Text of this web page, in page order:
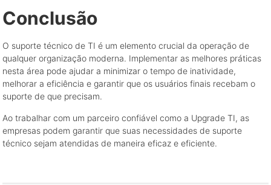
Conclusão
O suporte técnico de TI é um elemento crucial da operação de
qualquer organização moderna. Implementar as melhores práticas
nesta área pode ajudar a minimizar o tempo de inatividade,
melhorar a eficiência e garantir que os usuários finais recebam o
suporte de que precisam.
Ao trabalhar com um parceiro confiável como a Upgrade TI, as
empresas podem garantir que suas necessidades de suporte
técnico sejam atendidas de maneira eficaz e eficiente.